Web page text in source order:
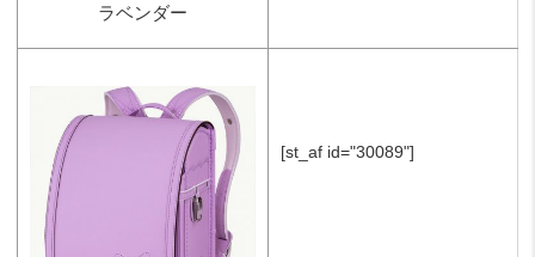
ラベンダー
[st_af id="30089"]